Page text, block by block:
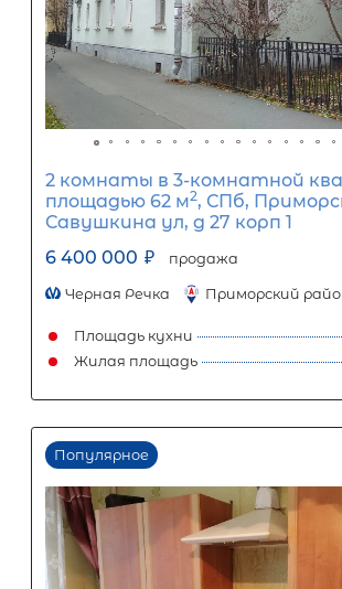
ООО «АЛЕКСАНДР-НЕДВИЖИМОСТЬ» не
организацией. Кредит
носит информационный характер и не
точного расчета платежей по
об условиях кредитования
(Санкт-Петербург ул. Боткинская д. 15
Популярное